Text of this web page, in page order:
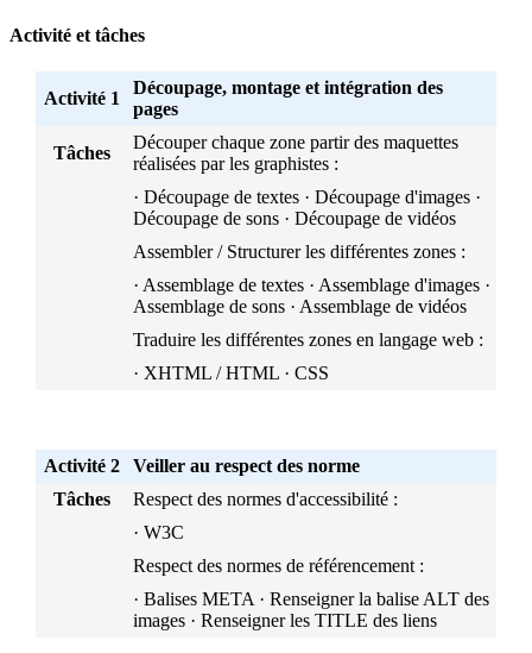
Activité et tâches
Activité 1
Découpage, montage et intégration des
pages
Tâches
Découper chaque zone partir des maquettes
réalisées par les graphistes :
· Découpage de textes · Découpage d'images ·
Découpage de sons · Découpage de vidéos
Assembler / Structurer les différentes zones :
· Assemblage de textes · Assemblage d'images ·
Assemblage de sons · Assemblage de vidéos
Traduire les différentes zones en langage web :
· XHTML / HTML · CSS
Activité 2
Veiller au respect des norme
Tâches
Respect des normes d'accessibilité :
· W3C
Respect des normes de référencement :
· Balises META · Renseigner la balise ALT des
images · Renseigner les TITLE des liens